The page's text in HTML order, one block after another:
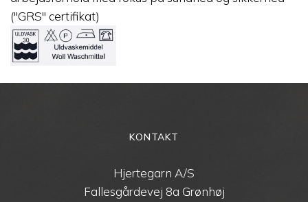
("GRS" certifikat)
KONTAKT
Hjertegarn A/S
Fallesgårdevej 8a Grønhøj